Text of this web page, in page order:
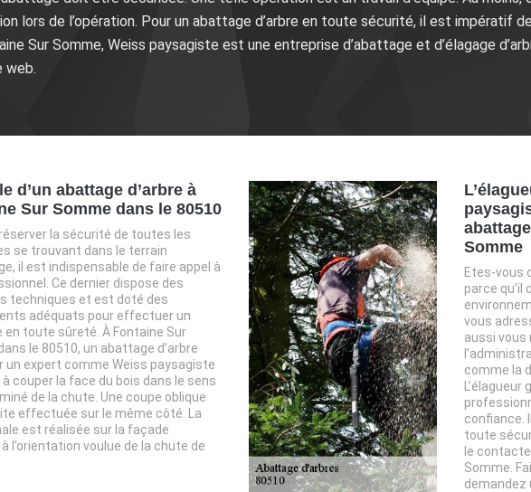
lors de l’opération. Pour un abattage d’arbre en toute sécurité, il est impératif
Sur Somme, Weiss paysagiste est une entreprise d’abattage et d’élagage
web.
d’un abattage d’arbre à
Sur Somme dans le 80510
la sécurité de toutes les
se trouvant dans le terrain
il est indispensable de faire appel à
Ce dernier dispose des
techniques et est doté des
adéquats pour effectuer un
en toute sûreté. À Fontaine Sur
le 80510, un abattage d’arbre
un expert comme Weiss paysagiste
couper la face du bois dans le sens
de la chute. Une coupe oblique
effectuée sur le même côté. La
est réalisée sur la façade
l’orientation voulue de la chute de
Somme
Etes-vous
parce qu’il
vous
aussi vous
comme la
confiance.
toute
le
Somme.
demandez